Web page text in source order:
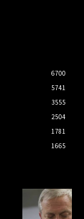
6700
5741
3555
2504
1781
1665